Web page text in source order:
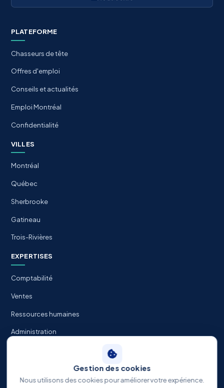
Gestion des cookies
Nous utilisons des cookies pour améliorer votre expérience.
PLATEFORME
Chasseurs de tête
Offres d'emploi
Conseils et actualités
Emploi Montréal
Confidentialité
VILLES
Montréal
Québec
Sherbrooke
Gatineau
Trois-Rivières
EXPERTISES
Comptabilité
Ventes
Ressources humaines
Administration